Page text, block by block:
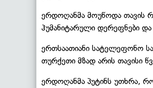
ერდოღანმა მოუწოდა თავის
ჰუმანიტარული დერეფნები
ერთსაათიანი სატელეფონო
თურქეთი მზად არის თავისი
ერდოღანმა პუტინს უთხრა,